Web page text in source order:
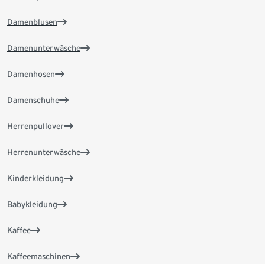
Damenblusen
Damenunterwäsche
Damenhosen
Damenschuhe
Herrenpullover
Herrenunterwäsche
Kinderkleidung
Babykleidung
Kaffee
Kaffeemaschinen